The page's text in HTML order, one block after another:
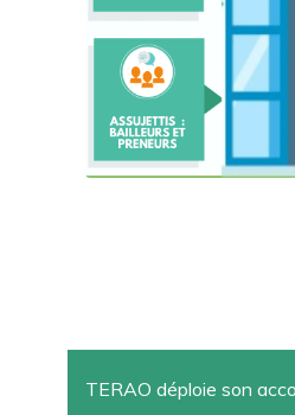
TERAO déploie son